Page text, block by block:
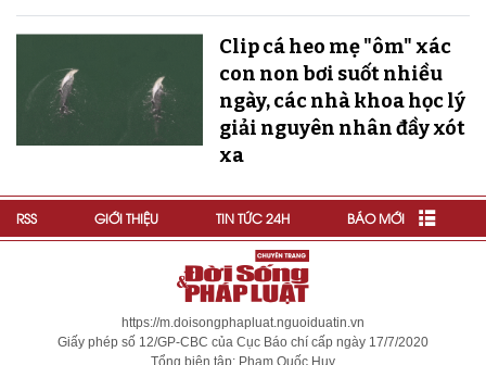
Clip cá heo mẹ "ôm" xác
con non bơi suốt nhiều
ngày, các nhà khoa học lý
giải nguyên nhân đầy xót
xa
RSS GIỚI THIỆU TIN TỨC 24H BÁO MỚI
https://m.doisongphapluat.nguoiduatin.vn
Giấy phép số 12/GP-CBC của Cục Báo chí cấp ngày 17/7/2020